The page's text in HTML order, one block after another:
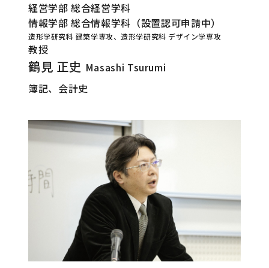
経営学部 総合経営学科
情報学部 総合情報学科（設置認可申請中）
造形学研究科 建築学専攻、造形学研究科 デザイン学専攻
教授
鶴見 正史 Masashi Tsurumi
簿記、会計史